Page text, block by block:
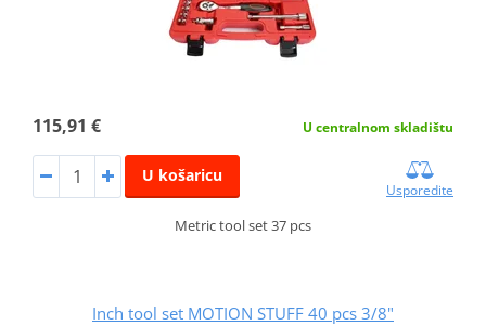
115,91 € U centralnom skladištu
U košaricu
Usporedite
Metric tool set 37 pcs
Inch tool set MOTION STUFF 40 pcs 3/8"